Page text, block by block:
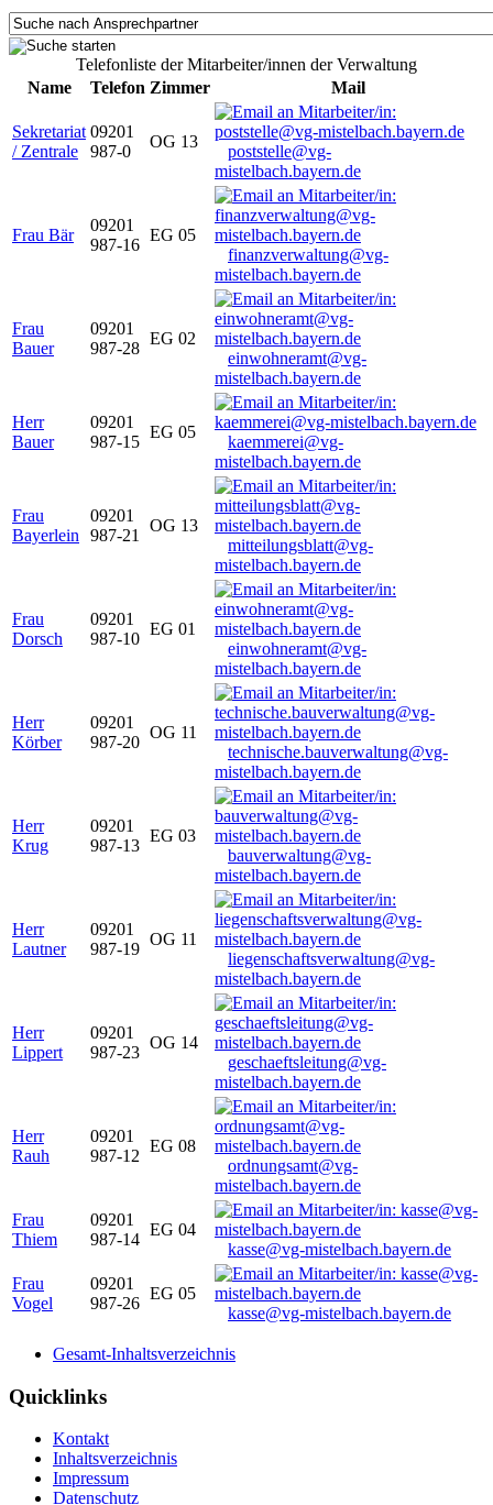
Telefonliste der Mitarbeiter/innen der Verwaltung
Name
Telefon Zimmer Mail
Sekretariat
/ Zentrale
09201
987-0
OG 13
poststelle@vg-
mistelbach.bayern.de
Frau Bär
09201
987-16
EG 05
finanzverwaltung@vg-
mistelbach.bayern.de
Frau
Bauer
09201
987-28
EG 02
einwohneramt@vg-
mistelbach.bayern.de
Herr
Bauer
09201
987-15
EG 05
kaemmerei@vg-
mistelbach.bayern.de
Frau
Bayerlein
09201
987-21
OG 13
mitteilungsblatt@vg-
mistelbach.bayern.de
Frau
Dorsch
09201
987-10
EG 01
einwohneramt@vg-
mistelbach.bayern.de
Herr
Körber
09201
987-20
OG 11
technische.bauverwaltung@vg-
mistelbach.bayern.de
Herr
Krug
09201
987-13
EG 03
bauverwaltung@vg-
mistelbach.bayern.de
Herr
Lautner
09201
987-19
OG 11
liegenschaftsverwaltung@vg-
mistelbach.bayern.de
Herr
Lippert
09201
987-23
OG 14
geschaeftsleitung@vg-
mistelbach.bayern.de
Herr
Rauh
09201
987-12
EG 08
ordnungsamt@vg-
mistelbach.bayern.de
Frau
Thiem
09201
987-14
EG 04
kasse@vg-mistelbach.bayern.de
Frau
Vogel
09201
987-26
EG 05
kasse@vg-mistelbach.bayern.de
Gesamt-Inhaltsverzeichnis
Quicklinks
Kontakt
Inhaltsverzeichnis
Impressum
Datenschutz